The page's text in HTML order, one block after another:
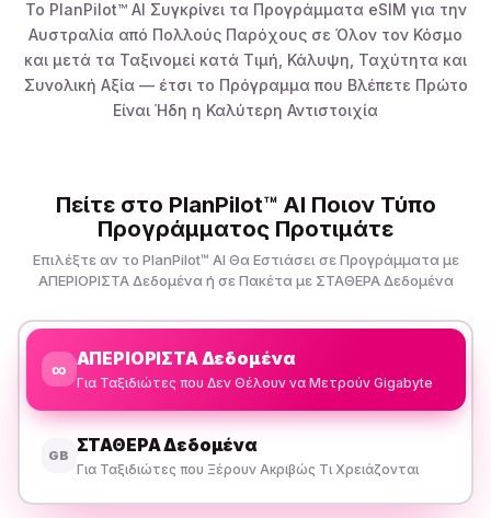
Το PlanPilot™ AI Συγκρίνει τα Προγράμματα eSIM για την
Αυστραλία από Πολλούς Παρόχους σε Όλον τον Κόσμο
και μετά τα Ταξινομεί κατά Τιμή, Κάλυψη, Ταχύτητα και
Συνολική Αξία — έτσι το Πρόγραμμα που Βλέπετε Πρώτο
Είναι Ήδη η Καλύτερη Αντιστοιχία
Πείτε στο PlanPilot™ AI Ποιον Τύπο
Προγράμματος Προτιμάτε
Επιλέξτε αν το PlanPilot™ AI Θα Εστιάσει σε Προγράμματα με
ΑΠΕΡΙΟΡΙΣΤΑ Δεδομένα ή σε Πακέτα με ΣΤΑΘΕΡΑ Δεδομένα
∞ ΑΠΕΡΙΟΡΙΣΤΑ Δεδομένα
Για Ταξιδιώτες που Δεν Θέλουν να Μετρούν Gigabyte
GB ΣΤΑΘΕΡΑ Δεδομένα
Για Ταξιδιώτες που Ξέρουν Ακριβώς Τι Χρειάζονται